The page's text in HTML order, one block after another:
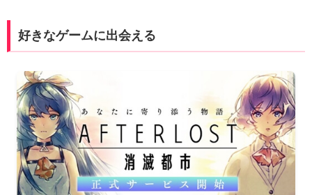
好きなゲームに出会える